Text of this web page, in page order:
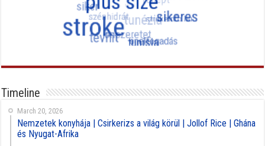
Timeline
March 20, 2026
Nemzetek konyhája | Csirkerizs a világ körül | Jollof Rice | Ghána
és Nyugat-Afrika